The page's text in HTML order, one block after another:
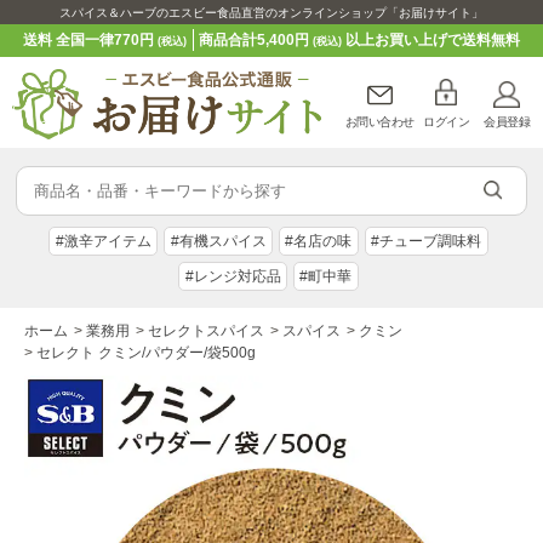
スパイス＆ハーブのエスビー食品直営のオンラインショップ「お届けサイト」
送料 全国一律770円(税込) 商品合計5,400円 (税込)以上お買い上げで送料無料
お問い合わせ ログイン 会員登録
#激辛アイテム #有機スパイス #名店の味 #チューブ調味料
#レンジ対応品 #町中華
ホーム > 業務用 > セレクトスパイス > スパイス > クミン
> セレクト クミン/パウダー/袋500g